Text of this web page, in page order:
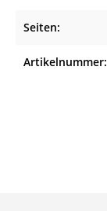
Made in
gefertigt sodass
Seiten:
Artikelnummer: